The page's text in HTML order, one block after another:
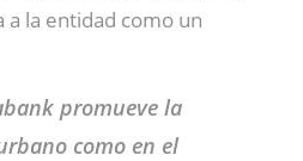
la entidad como un
promueve la
como en el